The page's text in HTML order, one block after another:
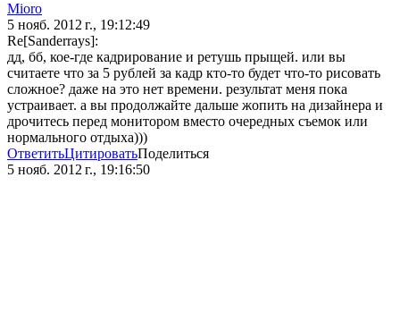
Mioro
5 нояб. 2012 г., 19:12:49
Re[Sanderrays]:
дд, бб, кое-где кадрирование и ретушь прыщей. или вы
считаете что за 5 рублей за кадр кто-то будет что-то рисовать
сложное? даже на это нет времени. результат меня пока
устраивает. а вы продолжайте дальше жопить на дизайнера и
дрочитесь перед монитором вместо очередных съемок или
нормального отдыха)))
ОтветитьЦитироватьПоделиться
5 нояб. 2012 г., 19:16:50